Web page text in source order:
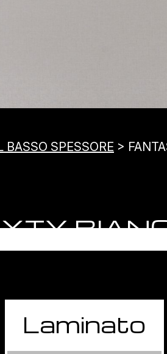
BASSO SPESSORE >
Laminato